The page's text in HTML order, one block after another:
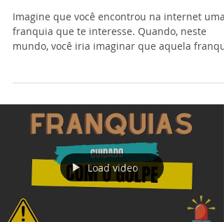
Imagine que você encontrou na internet uma
franquia que te interesse. Quando, neste
mundo, você iria imaginar que aquela
Load video